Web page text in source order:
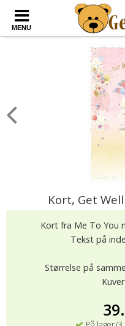
MENU
Kort, Get
Kort fra Me To You
Tekst på
Størrelse på